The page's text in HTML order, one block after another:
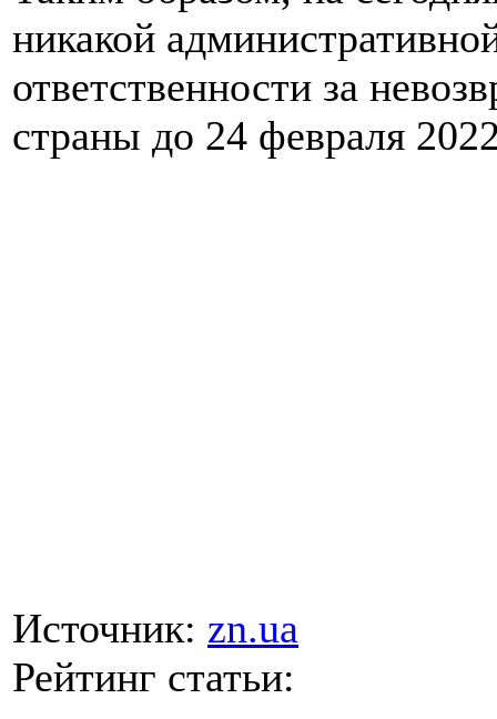
никакой
ответственности за
страны до 24 февраля
Источник: zn.ua
Рейтинг статьи: